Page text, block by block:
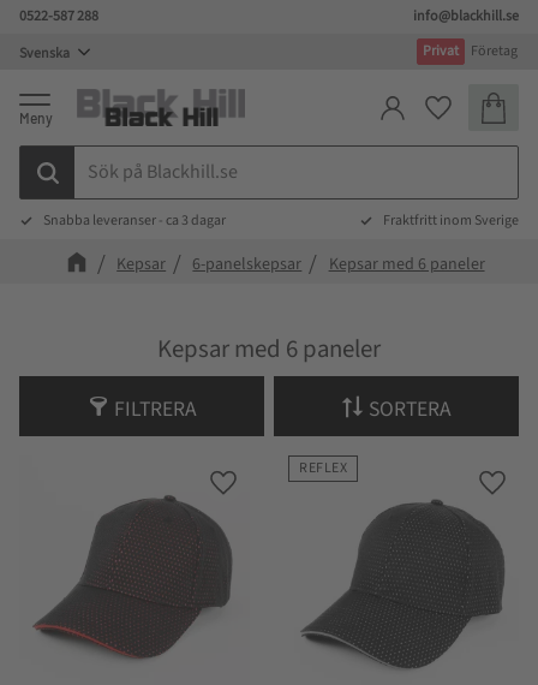
Meny
0522-587 288
info@blackhill.se
Privat
Företag
Favoriter
Snabba leveranser - ca 3 dagar Fraktfritt inom Sverige
Kepsar 6-panelskepsar Kepsar med 6 paneler
Kepsar med 6 paneler
FILTRERA SORTERA
Lägg till i favoriter
REFLEX
Lägg